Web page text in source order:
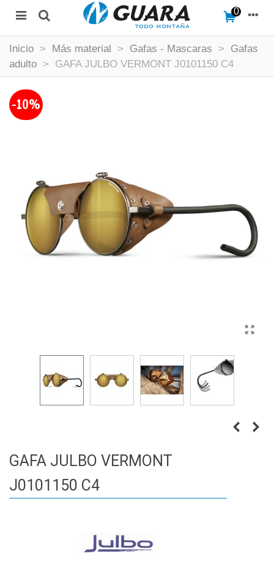
0
Inicio > Más material > Gafas - Mascaras >
Gafas
adulto > GAFA JULBO VERMONT J0101150 C4
-10%
GAFA JULBO VERMONT
J0101150 C4